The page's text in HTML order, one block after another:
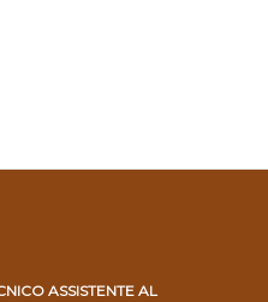
ASSISTENTE AL